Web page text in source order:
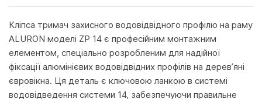
Кліпса тримач захисного водовідвідного профілю на раму
ALURON моделі ZP 14 є професійним монтажним
елементом, спеціально розробленим для надійної
фіксації алюмінієвих водовідвідних профілів на дерев’яні
євровікна. Ця деталь є ключовою ланкою в системі
водовідведення системи 14, забезпечуючи правильне